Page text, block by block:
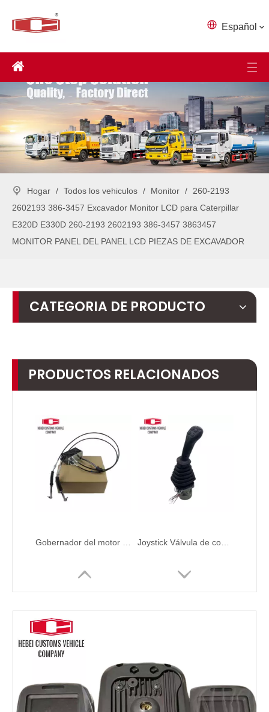
Español
Hogar / Todos los vehiculos / Monitor /
260-2193
2602193 386-3457 Excavador Monitor LCD para Caterpillar
E320D E330D 260-2193 2602193 386-3457 3863457
MONITOR PANEL DEL PANEL LCD PIEZAS DE EXCAVADOR
CATEGORIA DE PRODUCTO
PRODUCTOS RELACIONADOS